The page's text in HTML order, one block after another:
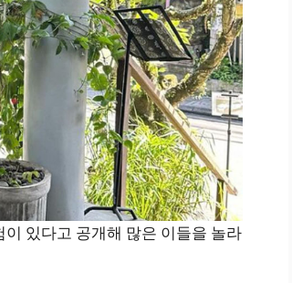
있다고 공개해 많은 이들을 놀라